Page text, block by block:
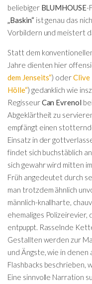
beliebiger BLUMHOUSE-
„Baskin“ist genau das
Vorbildern und meistert
Statt dem
Jahre dienten hier
dem Jenseits“) oderClive
Hölle“) gedanklich wie
RegisseurCan Evrenol
Abgeklärtheit zu
empfängt einen
Einsatz in der
findet sich buchstäblich
sich gewahr wird mitten
Früh angedeutet durch
man trotzdem ähnlich
männlich-knallharte,
ehemaliges Polizeirevier,
entpuppt. Rasselnde
Gestallten werden zur
und Ängste, wie in
Flashbacks beschrieben,
Eine sinnvolle Narration